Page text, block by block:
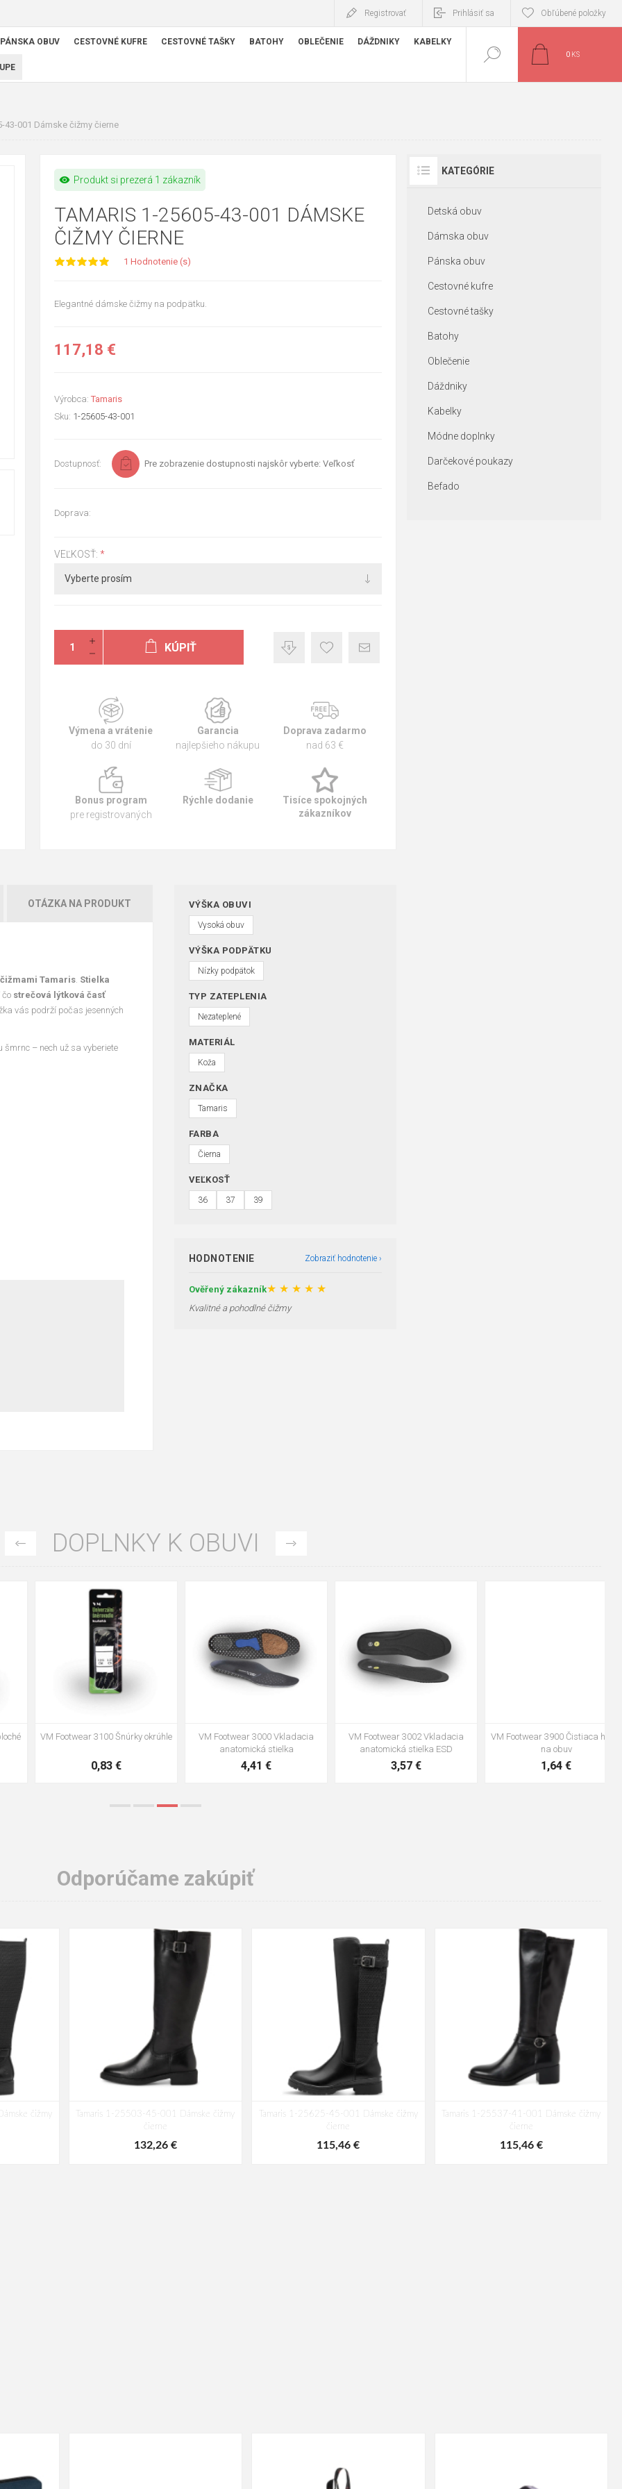
Registrovať Prihlásiť sa Obľúbené položky
PÁNSKA OBUV CESTOVNÉ KUFRE CESTOVNÉ TAŠKY BATOHY OBLEČENIE DÁŽDNIKY KABELKY
0 KS
43-001 Dámske čižmy čierne
visibility Produkt si prezerá 1 zákazník
TAMARIS 1-25605-43-001 DÁMSKE
ČIŽMY ČIERNE
1 Hodnotenie (s)
Elegantné dámske čižmy na podpätku.
117,18 €
Výrobca: Tamaris
Sku: 1-25605-43-001
Dostupnosť: Pre zobrazenie dostupnosti najskôr vyberte: Veľkosť
Doprava:
VEĽKOSŤ: *
KÚPIŤ
Výmena a vrátenie
do 30 dní
Garancia
najlepšieho nákupu
Doprava zadarmo
nad 63 €
Bonus program
pre registrovaných
Rýchle dodanie
Tisíce spokojných
zákazníkov
OTÁZKA NA PRODUKT
čižmami Tamaris. Stielka
čo strečová lýtková časť
vás podrží počas jesenných
šmrnc – nech už sa vyberiete
VÝŠKA OBUVI
Vysoká obuv
VÝŠKA PODPÄTKU
Nízky podpätok
TYP ZATEPLENIA
Nezateplené
MATERIÁL
Koža
ZNAČKA
Tamaris
FARBA
Čierna
VEĽKOSŤ
36 37 39
HODNOTENIE Zobraziť hodnotenie ›
Ověřený zákazník★ ★ ★ ★ ★
Kvalitné a pohodlné čižmy
KATEGÓRIE
Detská obuv
Dámska obuv
Pánska obuv
Cestovné kufre
Cestovné tašky
Batohy
Oblečenie
Dáždniky
Kabelky
Módne doplnky
Darčekové poukazy
Befado
DOPLNKY K OBUVI
VM Footwear 3002 Vkladacia
3,57 €
40
48
VM Footwear 3900 Čistiaca huba
na obuv
1,64 €
VM Footwear 3600 Impregnace
water stop
10,04 €
Vložka Bennon ABSORBA XTR
4,16 €
Odporúčame zakúpiť
čižmy
Tamaris 1-25503-45-001 Dámske čižmy
čierne
132,26 €
Tamaris 1-25625-45-001 Dámske čižmy
čierne
115,46 €
Tamaris 1-25537-41-001 Dámske čižmy
čierne
115,46 €